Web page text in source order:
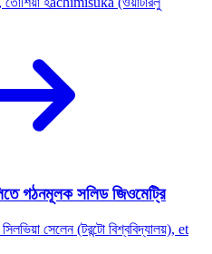
গঠনমূলক সলিড জিওমেট্রি
সেলেন (টরন্টো বিশ্ববিদ্যালয়), et